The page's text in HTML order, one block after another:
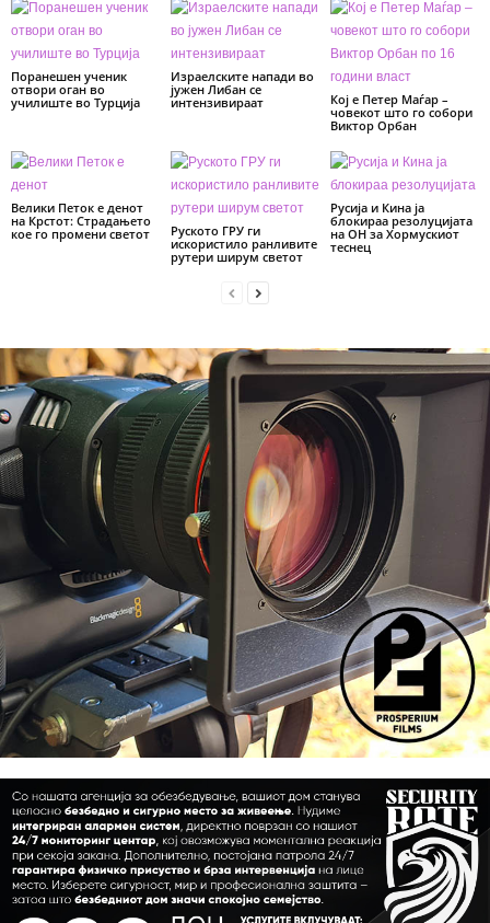
Поранешен ученик
отвори оган во
училиште во Турција
Израелските напади во
јужен Либан се
интензивираат
Кој е Петер Маѓар –
човекот што го собори
Виктор Орбан
Велики Петок е денот
на Крстот: Страдањето
кое го промени светот
Руското ГРУ ги
искористило ранливите
рутери ширум светот
Русија и Кина ја
блокираа резолуцијата
на ОН за Хормускиот
теснец